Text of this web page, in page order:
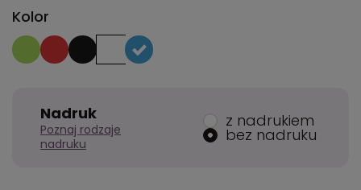
Kolor
Nadruk
Poznaj rodzaje
nadruku
z nadrukiem
bez nadruku